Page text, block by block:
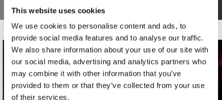
This website uses cookies
We use cookies to personalise content and ads, to
provide social media features and to analyse our traffic.
We also share information about your use of our site with
our social media, advertising and analytics partners who
may combine it with other information that you’ve
provided to them or that they’ve collected from your use
of their services.
あなたにおすすめの商品